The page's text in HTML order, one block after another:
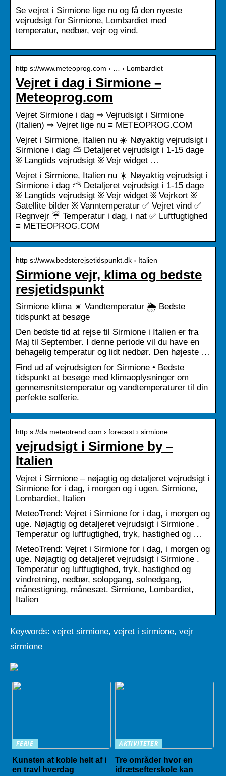
Se vejret i Sirmione lige nu og få den nyeste
vejrudsigt for Sirmione, Lombardiet med
temperatur, nedbør, vejr og vind.
http s://www.meteoprog.com › … › Lombardiet
Vejret i dag i Sirmione –
Meteoprog.com
Vejret Sirmione i dag ⇒ Vejrudsigt i Sirmione
(Italien) ⇒ Vejret lige nu ≡ METEOPROG.COM
Vejret i Sirmione, Italien nu ☀️ Nøyaktig vejrudsigt i
Sirmione i dag ⛅ Detaljeret vejrudsigt i 1-15 dage
፠ Langtids vejrudsigt ፠ Vejr widget …
Vejret i Sirmione, Italien nu ☀️ Nøyaktig vejrudsigt i
Sirmione i dag ⛅ Detaljeret vejrudsigt i 1-15 dage
፠ Langtids vejrudsigt ፠ Vejr widget ፠ Vejrkort ፠
Satellite bilder ፠ Vanntemperatur ✅ Vejret vind ✅
Regnvejr ☔ Temperatur i dag, i nat ✅ Luftfugtighed
≡ METEOPROG.COM
http s://www.bedsterejsetidspunkt.dk › Italien
Sirmione vejr, klima og bedste
resjetidspunkt
Sirmione klima ☀️ Vandtemperatur 🌦️ Bedste
tidspunkt at besøge
Den bedste tid at rejse til Sirmione i Italien er fra
Maj til September. I denne periode vil du have en
behagelig temperatur og lidt nedbør. Den højeste …
Find ud af vejrudsigten for Sirmione • Bedste
tidspunkt at besøge med klimaoplysninger om
gennemsnitstemperatur og vandtemperaturer til din
perfekte solferie.
http s://da.meteotrend.com › forecast › sirmione
vejrudsigt i Sirmione by –
Italien
Vejret i Sirmione – nøjagtig og detaljeret vejrudsigt i
Sirmione for i dag, i morgen og i ugen. Sirmione,
Lombardiet, Italien
MeteoTrend: Vejret i Sirmione for i dag, i morgen og
uge. Nøjagtig og detaljeret vejrudsigt i Sirmione .
Temperatur og luftfugtighed, tryk, hastighed og …
MeteoTrend: Vejret i Sirmione for i dag, i morgen og
uge. Nøjagtig og detaljeret vejrudsigt i Sirmione .
Temperatur og luftfugtighed, tryk, hastighed og
vindretning, nedbør, solopgang, solnedgang,
månestigning, månesæt. Sirmione, Lombardiet,
Italien
Keywords: vejret sirmione, vejret i sirmione, vejr
sirmione
FERIE
Kunsten at koble helt af i
en travl hverdag
AKTIVITETER
Tre områder hvor en
idrætsefterskole kan